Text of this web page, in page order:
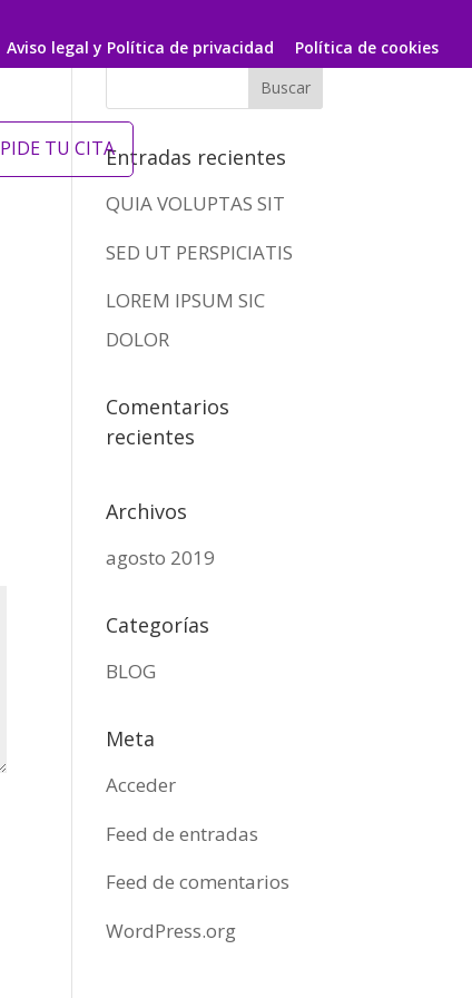
Aviso legal y Política de privacidad
Política de cookies
PIDE TU CITAEntradas recientes
QUIA VOLUPTAS SIT
SED UT PERSPICIATIS
LOREM IPSUM SIC
DOLOR
Comentarios
recientes
Archivos
agosto 2019
Categorías
BLOG
Meta
Acceder
Feed de entradas
Feed de comentarios
WordPress.org